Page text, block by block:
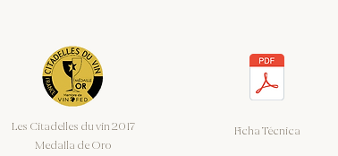
Les Citadelles du vin 2017
Medalla de Oro
Ficha Técnica